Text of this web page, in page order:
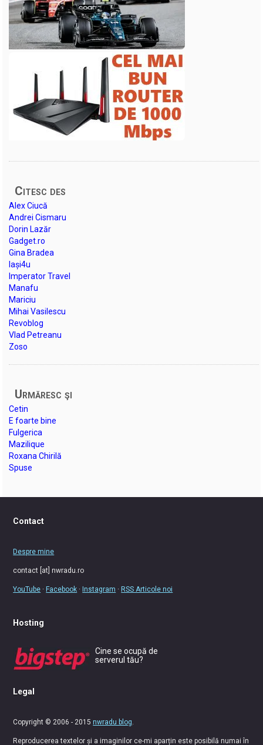
Citesc des
Alex Ciucă
Andrei Cismaru
Dorin Lazăr
Gadget.ro
Gina Bradea
Iași4u
Imperator Travel
Manafu
Mariciu
Mihai Vasilescu
Revoblog
Vlad Petreanu
Zoso
Urmăresc şi
Cetin
E foarte bine
Fulgerica
Mazilique
Roxana Chirilă
Spuse
Contact
Despre mine
contact [at] nwradu.ro
YouTube · Facebook · Instagram · RSS Articole noi
Hosting
Cine se ocupă de
serverul tău?
Legal
Copyright © 2006 - 2015nwradu blog.
Reproducerea textelor și a imaginilor ce-mi aparțin este posibilă numai în